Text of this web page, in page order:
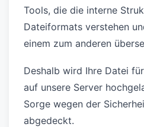
Tools, die die interne
Dateiformats verstehen
einem zum anderen
Deshalb wird Ihre Datei
auf unsere Server
Sorge wegen der
abgedeckt.